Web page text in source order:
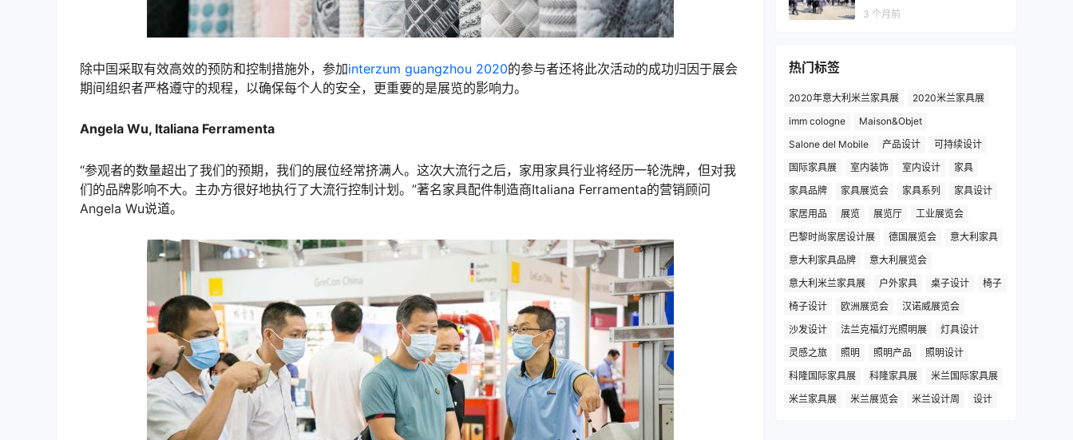
除中国采取有效高效的预防和控制措施外，参加interzum guangzhou 2020的参与者还将此次活动的成功归因于展会
期间组织者严格遵守的规程，以确保每个人的安全，更重要的是展览的影响力。
Angela Wu, Italiana Ferramenta
“参观者的数量超出了我们的预期，我们的展位经常挤满人。这次大流行之后，家用家具行业将经历一轮洗牌，但对我
们的品牌影响不大。主办方很好地执行了大流行控制计划。”著名家具配件制造商Italiana Ferramenta的营销顾问
Angela Wu说道。
格_门票_签证
3 个月前
热门标签
2020年意大利米兰家具展
2020米兰家具展
imm cologne
Maison&Objet
Salone del Mobile
产品设计
可持续设计
国际家具展
室内装饰 室内设计
家具
家具品牌
家具展览会 家具系列
家具设计
家居用品
展览 展览厅
工业展览会
巴黎时尚家居设计展
德国展览会
意大利家具
意大利家具品牌
意大利展览会
意大利米兰家具展
户外家具 桌子设计
椅子
椅子设计
欧洲展览会
汉诺威展览会
沙发设计
法兰克福灯光照明展
灯具设计
灵感之旅
照明 照明产品
照明设计
科隆国际家具展
科隆家具展
米兰国际家具展
米兰家具展
米兰展览会 米兰设计周 设计